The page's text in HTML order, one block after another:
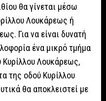
θα γίνεται μέσω
Λουκάρεως ή
Για να είναι δυνατή
ένα μικρό τμήμα
Κυρίλλου Λουκάρεως,
της οδού Κυρίλλου
θα αποκλειστεί με